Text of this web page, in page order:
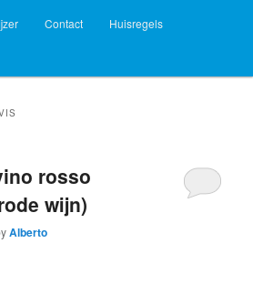
Contact Huisregels
rosso
wijn)
Alberto